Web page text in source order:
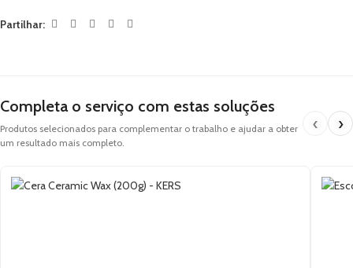
Partilhar:
Completa o serviço com estas soluções
Produtos selecionados para complementar o trabalho e ajudar a obter
um resultado mais completo.
‹ ›